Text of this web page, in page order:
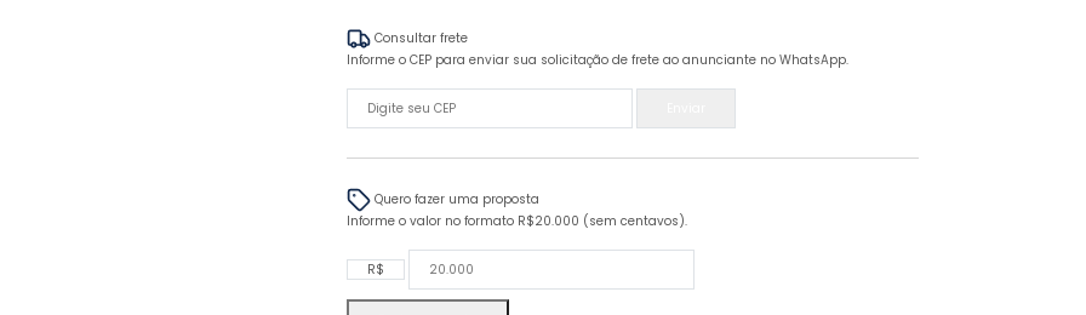
Consultar frete
Informe o CEP para enviar sua solicitação de frete ao anunciante no WhatsApp.
Quero fazer uma proposta
Informe o valor no formato R$20.000 (sem centavos).
R$